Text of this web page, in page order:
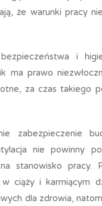
że warunki pracy
i
ma prawo
za czas takiego
zabezpieczenie
nie powinny
stanowisko pracy.
ciąży i karmiącym
dla zdrowia,